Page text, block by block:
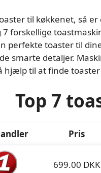
til køkkenet, så
forskellige
perfekte toaster til
smarte detaljer.
til at finde
Top 7
Pris
699.00 DKK